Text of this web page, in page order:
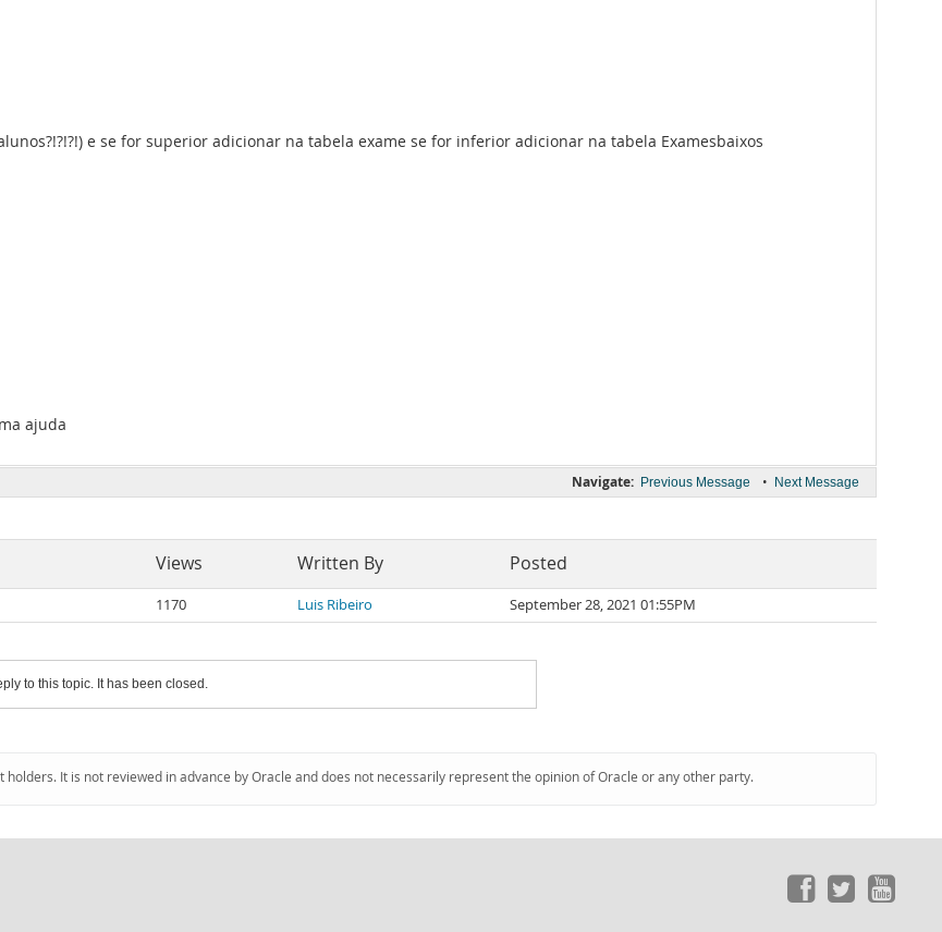
e se for superior adicionar na tabela exame se for inferior adicionar na tabela Examesbaixos
ajuda
Navigate: Previous Message • Next Message
Views Written By Posted
1170 Luis Ribeiro September 28, 2021 01:55PM
to this topic. It has been closed.
It is not reviewed in advance by Oracle and does not necessarily represent the opinion of Oracle or any other party.